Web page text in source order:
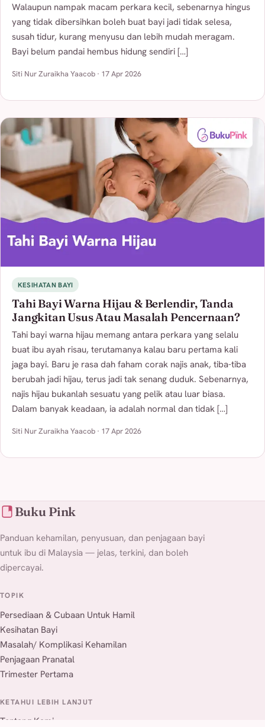
Walaupun nampak macam perkara kecil, sebenarnya hingus
yang tidak dibersihkan boleh buat bayi jadi tidak selesa,
susah tidur, kurang menyusu dan lebih mudah meragam.
Bayi belum pandai hembus hidung sendiri […]
Siti Nur Zuraikha Yaacob · 17 Apr 2026
KESIHATAN BAYI
Tahi Bayi Warna Hijau & Berlendir, Tanda
Jangkitan Usus Atau Masalah Pencernaan?
Tahi bayi warna hijau memang antara perkara yang selalu
buat ibu ayah risau, terutamanya kalau baru pertama kali
jaga bayi. Baru je rasa dah faham corak najis anak, tiba-tiba
berubah jadi hijau, terus jadi tak senang duduk. Sebenarnya,
najis hijau bukanlah sesuatu yang pelik atau luar biasa.
Dalam banyak keadaan, ia adalah normal dan tidak […]
Siti Nur Zuraikha Yaacob · 17 Apr 2026
Buku Pink
Panduan kehamilan, penyusuan, dan penjagaan bayi
untuk ibu di Malaysia — jelas, terkini, dan boleh
dipercayai.
TOPIK
Persediaan & Cubaan Untuk Hamil
Kesihatan Bayi
Masalah/ Komplikasi Kehamilan
Penjagaan Pranatal
Trimester Pertama
KETAHUI LEBIH LANJUT
Tentang Kami